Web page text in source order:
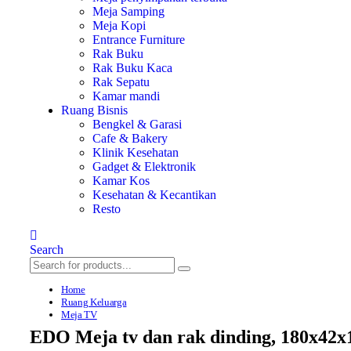
Meja Samping
Meja Kopi
Entrance Furniture
Rak Buku
Rak Buku Kaca
Rak Sepatu
Kamar mandi
Ruang Bisnis
Bengkel & Garasi
Cafe & Bakery
Klinik Kesehatan
Gadget & Elektronik
Kamar Kos
Kesehatan & Kecantikan
Resto
Search
Home
Ruang Keluarga
Meja TV
EDO Meja tv dan rak dinding,